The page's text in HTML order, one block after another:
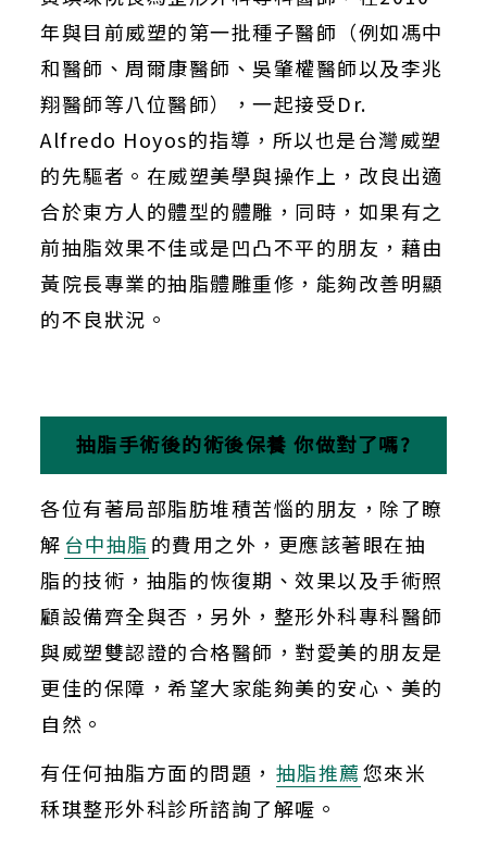
年與目前威塑的第一批種子醫師（例如馮中
和醫師、周爾康醫師、吳肇權醫師以及李兆
翔醫師等八位醫師），一起接受Dr.
Alfredo Hoyos的指導，所以也是台灣威塑
的先驅者。在威塑美學與操作上，改良出適
合於東方人的體型的體雕，同時，如果有之
前抽脂效果不佳或是凹凸不平的朋友，藉由
黃院長專業的抽脂體雕重修，能夠改善明顯
的不良狀況。
抽脂手術後的術後保養 你做對了嗎?
各位有著局部脂肪堆積苦惱的朋友，除了瞭
解 台中抽脂 的費用之外，更應該著眼在抽
脂的技術，抽脂的恢復期、效果以及手術照
顧設備齊全與否，另外，整形外科專科醫師
與威塑雙認證的合格醫師，對愛美的朋友是
更佳的保障，希望大家能夠美的安心、美的
自然。
有任何抽脂方面的問題， 抽脂推薦您來米
秝琪整形外科診所諮詢了解喔。